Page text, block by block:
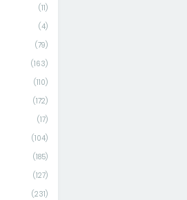
(11)
(4)
(79)
(163)
(110)
(172)
(17)
(104)
(185)
(127)
(231)